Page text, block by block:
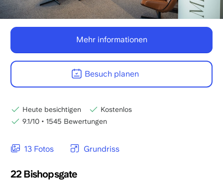
13 Fotos Grundriss
22 Bishopsgate
Mehr informationen
Besuch planen
Heute besichtigen
Kostenlos
9.1/10 • 1545 Bewertungen